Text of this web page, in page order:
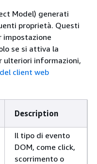
Model) generati
proprietà. Questi
impostazione
se si attiva la
ulteriori informazioni,
client web
Description
Il tipo di evento
DOM, come click,
scorrimento o